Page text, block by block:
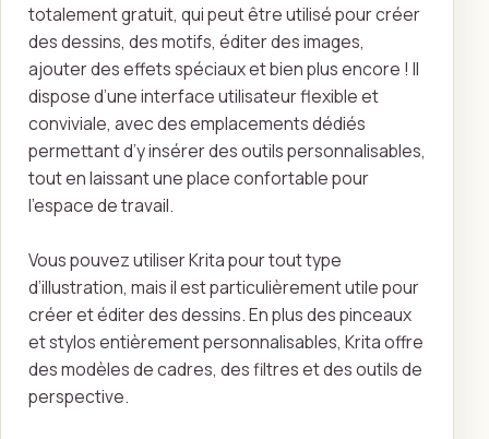
totalement gratuit, qui peut être utilisé pour créer
des dessins, des motifs, éditer des images,
ajouter des effets spéciaux et bien plus encore ! Il
dispose d’une interface utilisateur flexible et
conviviale, avec des emplacements dédiés
permettant d’y insérer des outils personnalisables,
tout en laissant une place confortable pour
l’espace de travail.
Vous pouvez utiliser Krita pour tout type
d’illustration, mais il est particulièrement utile pour
créer et éditer des dessins. En plus des pinceaux
et stylos entièrement personnalisables, Krita offre
des modèles de cadres, des filtres et des outils de
perspective.